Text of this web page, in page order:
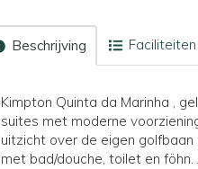
Beschrijving Faciliteiten
Kimpton Quinta da Marinha ,
suites met moderne
uitzicht over de eigen
met bad/douche, toilet en